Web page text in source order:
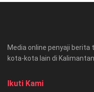
Media online penyaji
kota-kota lain di
Ikuti Kami